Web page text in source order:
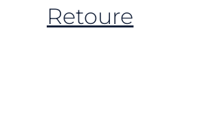
Retoure